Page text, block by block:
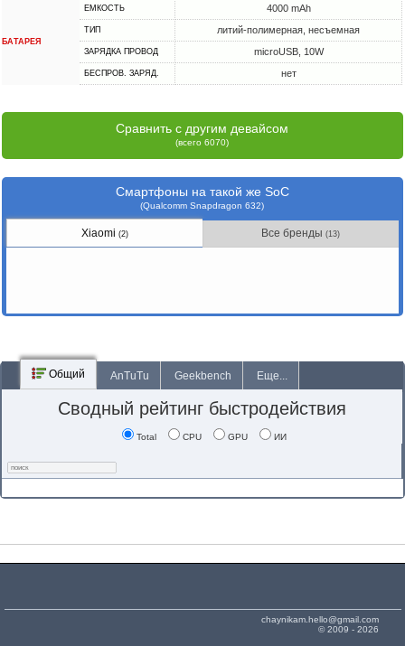
БАТАРЕЯ
ЕМКОСТЬ 4000 mAh
ТИП литий-полимерная, несъемная
ЗАРЯДКА ПРОВОД microUSB, 10W
БЕСПРОВ. ЗАРЯД. нет
Сравнить с другим девайсом
(всего 6070)
Смартфоны на такой же SoC
(Qualcomm Snapdragon 632)
Xiaomi (2) Все бренды(13)
Общий AnTuTu Geekbench Еще...
Сводный рейтинг быстродействия
Total CPU GPU ИИ
chaynikam.hello@gmail.com
© 2009 - 2026